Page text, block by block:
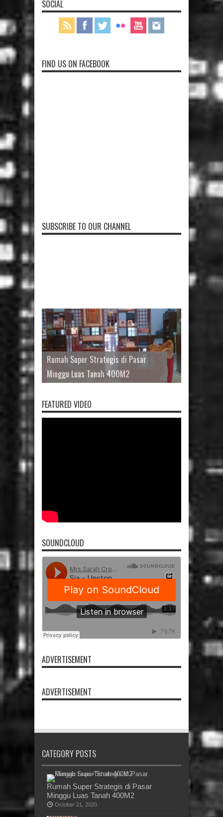
SOCIAL
FIND US ON FACEBOOK
SUBSCRIBE TO OUR CHANNEL
Rumah Super Strategis di Pasar
Minggu Luas Tanah 400M2
FEATURED VIDEO
SOUNDCLOUD
ADVERTISEMENT
ADVERTISEMENT
CATEGORY POSTS
Rumah Super Strategis di Pasar
Minggu Luas Tanah 400M2
October 21, 2020